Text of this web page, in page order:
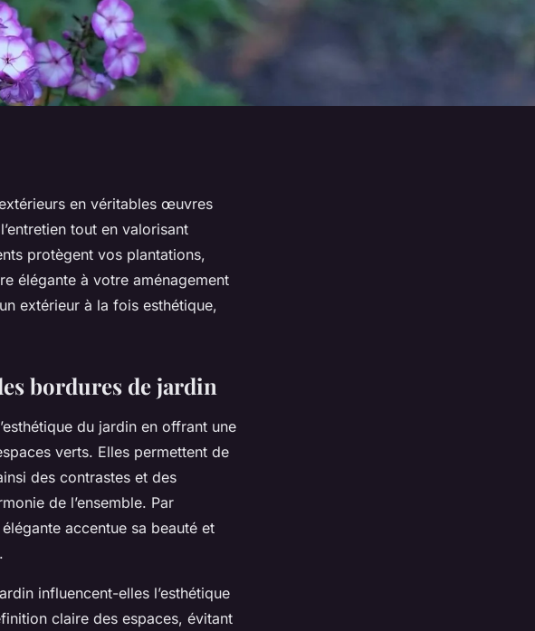
de en véritables œuvres
tout en valorisant
protègent vos plantations,
élégante à votre aménagement
extérieur à la fois esthétique,
bordures de jardin
du jardin en offrant une
verts. Elles permettent de
des contrastes et des
de l’ensemble. Par
accentue sa beauté et
influencent-elles l’esthétique
claire des espaces, évitant